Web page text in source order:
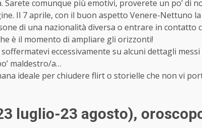
Sarete comunque più emotivi, proverete un po’ di
Il 7 aprile, con il buon aspetto Venere-Nettuno
di una nazionalità diversa o entrare in contatto
è il momento di ampliare gli orizzonti!
eccessivamente su alcuni dettagli
maldestro/a…
ideale per chiudere flirt o storielle che non vi
luglio-23 agosto),